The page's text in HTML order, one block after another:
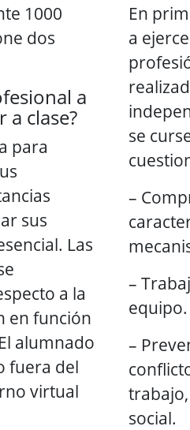
1000
dos
a
a clase?
para
sus
Las
a la
en función
alumnado
fuera del
virtual
En
a
se
–
–
equipo.
–
social.